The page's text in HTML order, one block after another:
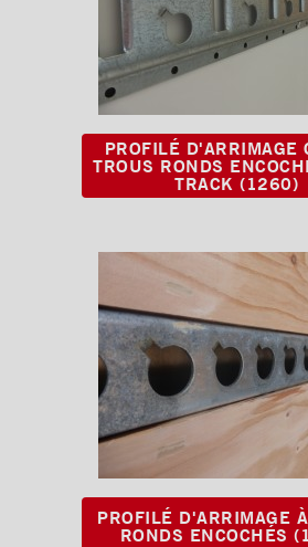
Profilé d'arrimage avec
anneaux
Ancrage avec anneaux
Éclairages intérieur
Rampes
Finitions intérieures
Monte-charges MAXON
Marches
Échelles et passerelles
Caméra de recul
Sous-structures
PROFILÉ D'ARRIMAGE
TROUS RONDS
TRACK (1260)
PROFILÉ D'ARRIMAGE
RONDS ENCOCHÉS